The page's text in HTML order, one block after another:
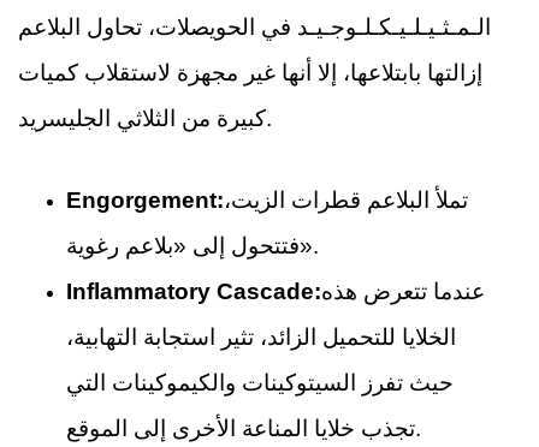
الـمـثـيـلـيـكـلـوجـيـد في الحويصلات، تحاول البلاعم
إزالتها بابتلاعها، إلا أنها غير مجهزة لاستقلاب كميات
كبيرة من الثلاثي الجليسريد.
Engorgement:تملأ البلاعم قطرات الزيت،
فتتحول إلى «بلاعم رغوية».
Inflammatory Cascade:عندما تتعرض هذه
الخلايا للتحميل الزائد، تثير استجابة التهابية،
حيث تفرز السيتوكينات والكيموكينات التي
تجذب خلايا المناعة الأخرى إلى الموقع.